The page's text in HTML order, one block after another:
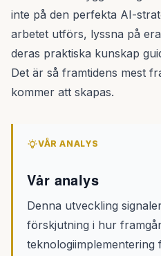
inte på den perfekta AI-
arbetet utförs, lyssna på
deras praktiska kunskap
Det är så framtidens mest
kommer att skapas.
VÅR ANALYS
Vår analys
Denna utveckling
förskjutning i hur
teknologiimplementering